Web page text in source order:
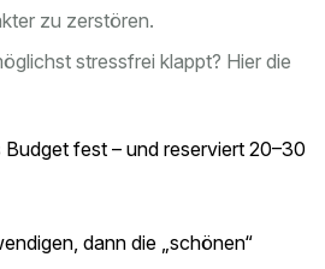
zu zerstören.
stressfrei klappt? Hier die
Budget fest – und reserviert 20–30
dann die „schönen“